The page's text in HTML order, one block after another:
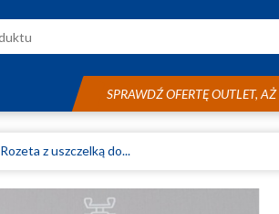
SPRAWDŹ OFERTĘ OUTLET,
Rozeta z uszczelką do...